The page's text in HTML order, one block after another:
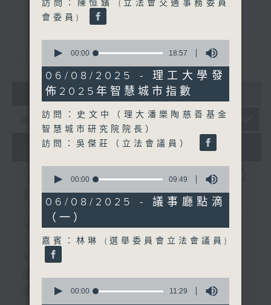
重溫 CATCHUP
07 - 08 2026
5歲男童被虐致死 母親誤殺及
殘酷對待兒童罪成判囚22年
足本 Full (HKT 17:00 - 18:00)
5歲男童被虐致死 母親誤殺及殘酷對待
兒童罪成判囚22年
優化學校書簿津貼計劃等建議
訪問：陳恒鑌 (立法會交通事務委員
會委員)
seconds
18
minutes,
57
seconds
00:00 18:57
06/08/2025 - 理工大學發
佈2025年智慧城市指數
訪問：史文中（理大潘樂陶慈善基金
智慧城市研究院院長）
訪問：吳傑莊（立法會議員）
seconds
9
minutes,
49
seconds
00:00 09:49
06/08/2025 - 議事廳點滴
（一）
嘉賓：林琳 (選舉委員會立法會議員)
seconds
00:00 11:29